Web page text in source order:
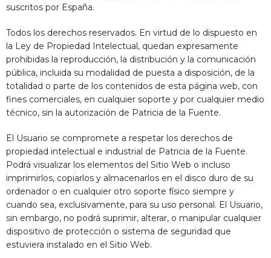
suscritos por España.
Todos los derechos reservados. En virtud de lo dispuesto en
la Ley de Propiedad Intelectual, quedan expresamente
prohibidas la reproducción, la distribución y la comunicación
pública, incluida su modalidad de puesta a disposición, de la
totalidad o parte de los contenidos de esta página web, con
fines comerciales, en cualquier soporte y por cualquier medio
técnico, sin la autorización de Patricia de la Fuente.
El Usuario se compromete a respetar los derechos de
propiedad intelectual e industrial de Patricia de la Fuente.
Podrá visualizar los elementos del Sitio Web o incluso
imprimirlos, copiarlos y almacenarlos en el disco duro de su
ordenador o en cualquier otro soporte físico siempre y
cuando sea, exclusivamente, para su uso personal. El Usuario,
sin embargo, no podrá suprimir, alterar, o manipular cualquier
dispositivo de protección o sistema de seguridad que
estuviera instalado en el Sitio Web.